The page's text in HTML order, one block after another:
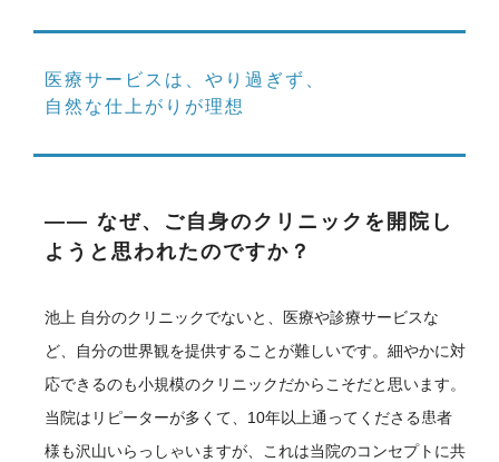
医療サービスは、やり過ぎず、
自然な仕上がりが理想
―― なぜ、ご自身のクリニックを開院し
ようと思われたのですか？
池上 自分のクリニックでないと、医療や診療サービスな
ど、自分の世界観を提供することが難しいです。細やかに対
応できるのも小規模のクリニックだからこそだと思います。
当院はリピーターが多くて、10年以上通ってくださる患者
様も沢山いらっしゃいますが、これは当院のコンセプトに共